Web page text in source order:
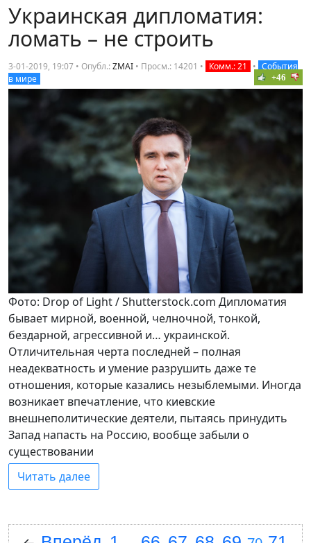
Украинская дипломатия:
ломать – не строить
3-01-2019, 19:07 • Опубл.:ZMAI • Просм.: 14201 • Комм.: 21 • События
в мире
+46
Фото: Drop of Light / Shutterstock.com Дипломатия
бывает мирной, военной, челночной, тонкой,
бездарной, агрессивной и… украинской.
Отличительная черта последней – полная
неадекватность и умение разрушить даже те
отношения, которые казались незыблемыми. Иногда
возникает впечатление, что киевские
внешнеполитические деятели, пытаясь принудить
Запад напасть на Россию, вообще забыли о
существовании
Читать далее